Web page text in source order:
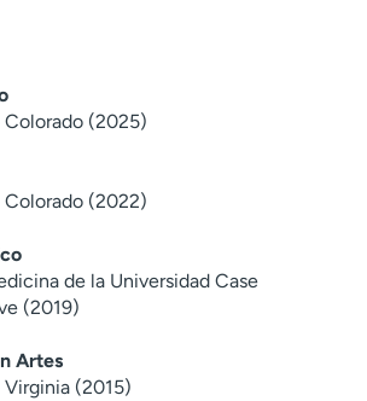
Colorado (2025)
Colorado (2022)
de la Universidad Case
(2019)
Artes
Virginia (2015)